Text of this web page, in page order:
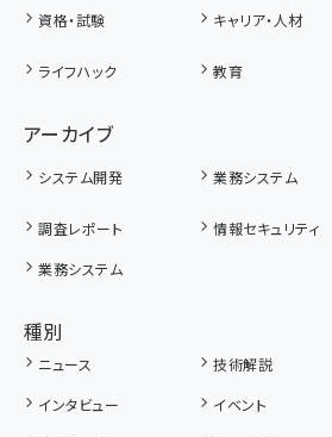
資格・試験 キャリア・人材
ライフハック
教育
アーカイブ
システム開発 業務システム
調査レポート
情報セキュリティ
業務システム
種別
ニュース 技術解説
インタビュー
イベント